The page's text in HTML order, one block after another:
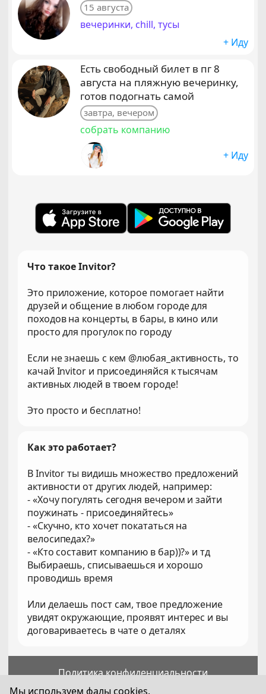
15 августа
вечеринки, chill, тусы
+ Иду
Есть свободный билет в пг 8
августа на пляжную вечеринку,
готов подогнать самой
завтра, вечером
собрать компанию
+ Иду
Что такое Invitor?
Это приложение, которое помогает найти
друзей и общение в любом городе для
походов на концерты, в бары, в кино или
просто для прогулок по городу
Если не знаешь с кем @любая_активность, то
качай Invitor и присоединяйся к тысячам
активных людей в твоем городе!
Это просто и бесплатно!
Как это работает?
В Invitor ты видишь множество предложений
активности от других людей, например:
- «Хочу погулять сегодня вечером и зайти
поужинать - присоединяйтесь»
- «Скучно, кто хочет покататься на
велосипедах?»
- «Кто составит компанию в бар))?» и тд
Выбираешь, списываешься и хорошо
проводишь время
Или делаешь пост сам, твое предложение
увидят окружающие, проявят интерес и вы
договариваетесь в чате о деталях
Политика конфиденциальности
Пользовательское соглашение
Мы используем фалы cookies.